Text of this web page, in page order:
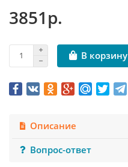
3851р.
В корзину
Описание
Вопрос-ответ